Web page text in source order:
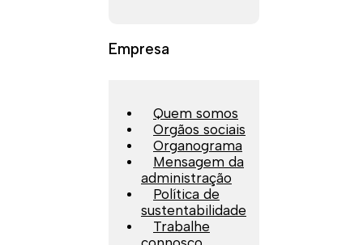
Empresa
Quem somos
Orgãos sociais
Organograma
Mensagem da
administração
Política de
sustentabilidade
Trabalhe